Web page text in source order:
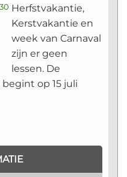
Herfstvakantie,
Kerstvakantie en
week van Carnaval
zijn er geen
lessen. De
op 15 juli